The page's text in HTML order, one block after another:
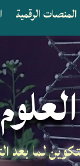
المنصات الرقمية
لما بعد